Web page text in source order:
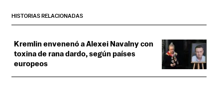
HISTORIAS RELACIONADAS
Kremlin envenenó a Alexei Navalny con
toxina de rana dardo, según países
europeos